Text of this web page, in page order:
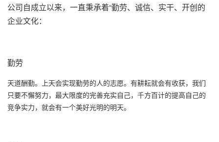
公司自成立以来，一直秉承着“勤劳、诚信、实干、开创的
企业文化：
勤劳
天道酬勤。上天会实现勤劳的人的志愿。有耕耘就会有收获，我们
只要不懈努力，最大限度的完善充实自己，千方百计的提高自己的
竞争实力，就会有一个美好光明的明天。